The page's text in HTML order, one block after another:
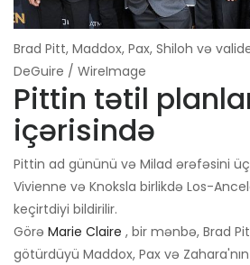
Brad Pitt, Maddox, Pax, Shiloh və
DeGuire / WireImage
Pittin tətil
içərisində
Pittin ad gününü və Milad ərəfəsini
Vivienne və Knoksla birlikdə Los-
keçirtdiyi bildirilir.
Görə Marie Claire , bir mənbə, Brad
götürdüyü Maddox, Pax və